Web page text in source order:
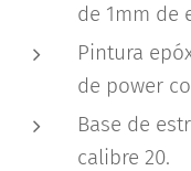
de 1mm de
Pintura
de power
Base de
calibre 20.